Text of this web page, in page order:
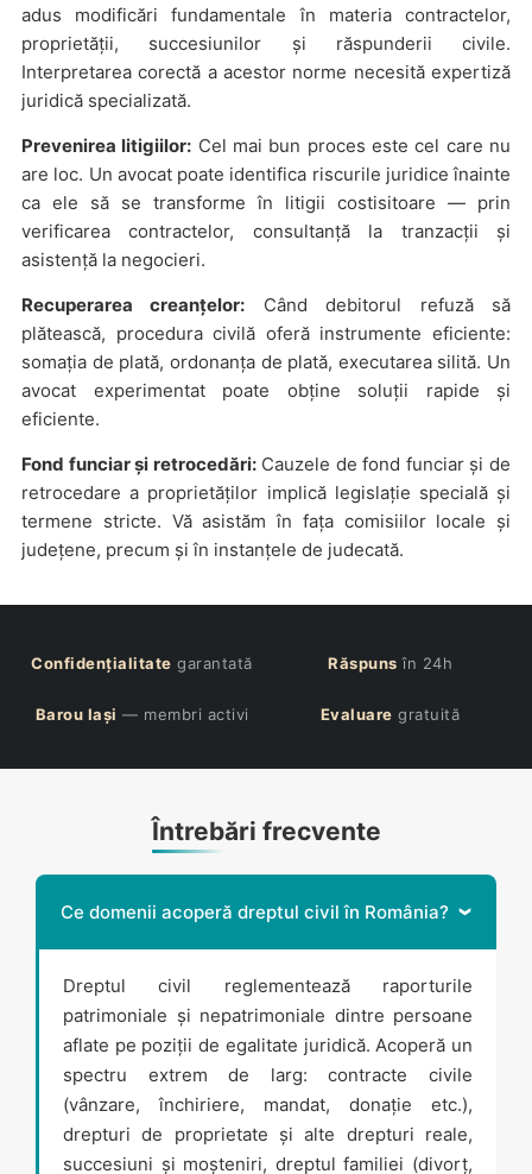
adus modificări fundamentale în materia contractelor,
proprietății, succesiunilor și răspunderii civile.
Interpretarea corectă a acestor norme necesită expertiză
juridică specializată.
Prevenirea litigiilor: Cel mai bun proces este cel care nu
are loc. Un avocat poate identifica riscurile juridice înainte
ca ele să se transforme în litigii costisitoare — prin
verificarea contractelor, consultanță la tranzacții și
asistență la negocieri.
Recuperarea creanțelor: Când debitorul refuză să
plătească, procedura civilă oferă instrumente eficiente:
somația de plată, ordonanța de plată, executarea silită. Un
avocat experimentat poate obține soluții rapide și
eficiente.
Fond funciar și retrocedări:Cauzele de fond funciar și de
retrocedare a proprietăților implică legislație specială și
termene stricte. Vă asistăm în fața comisiilor locale și
județene, precum și în instanțele de judecată.
Confidențialitate garantată Răspuns în 24h
Barou Iași — membri activi Evaluare gratuită
Întrebări frecvente
Ce domenii acoperă dreptul civil în România?
Dreptul civil reglementează raporturile
patrimoniale și nepatrimoniale dintre persoane
aflate pe poziții de egalitate juridică. Acoperă un
spectru extrem de larg: contracte civile
(vânzare, închiriere, mandat, donație etc.),
drepturi de proprietate și alte drepturi reale,
succesiuni și moșteniri, dreptul familiei (divorț,